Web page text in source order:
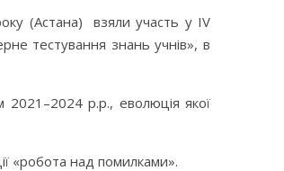
(Астана) взяли участь у IV
тестування знань учнів», в
2021–2024 р.р., еволюція якої
«робота над помилками».